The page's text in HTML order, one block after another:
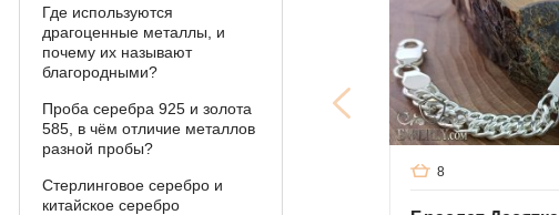
Арабский бисмарк с
камнями
Фараон (двойное
якорное)
Где используются
драгоценные металлы, и
почему их называют
благородными?
Проба серебра 925 и золота
585, в чём отличие металлов
разной пробы?
Стерлинговое серебро и
китайское серебро
8